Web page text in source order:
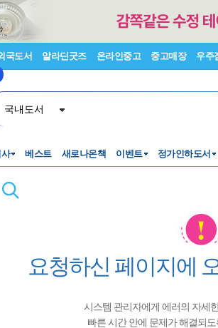
국도서 알라딘굿즈 온라인중고 중고매장 우주
국내도서
베스트 새로나온책 이벤트 정가인하도서
요청하신 페이지에
시스템 관리자에게 에러의 자세
빠른 시간 안에 문제가 해결되